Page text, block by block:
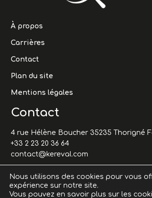
À propos
Carrières
Contact
Plan du site
Mentions légales
Contact
4 rue Hélène Boucher 35235 Thorigné
+33 2 23 20 36 64
contact@kereval.com
Nous utilisons des cookies pour vous
expérience sur notre site.
Vous pouvez en savoir plus sur les